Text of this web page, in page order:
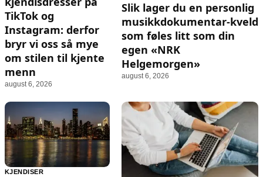
TikTok og
Instagram: derfor
bryr vi oss så mye
om stilen til kjente
menn
august 6, 2026
Slik lager du en personlig
musikkdokumentar‑kveld
som føles litt som din
egen «NRK
Helgemorgen»
august 6, 2026
KJENDISER